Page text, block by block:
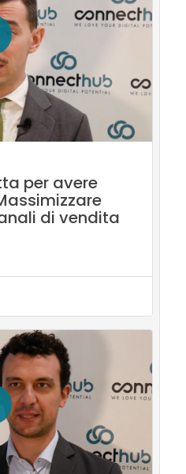
per avere
di vendita